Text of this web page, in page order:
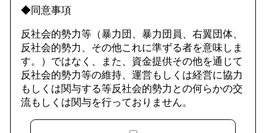
◆同意事項
反社会的勢力等（暴力団、暴力団員、右翼団体、
反社会的勢力、その他これに準ずる者を意味しま
す。）ではなく、また、資金提供その他を通じて
反社会的勢力等の維持、運営もしくは経営に協力
もしくは関与する等反社会的勢力との何らかの交
流もしくは関与を行っておりません。